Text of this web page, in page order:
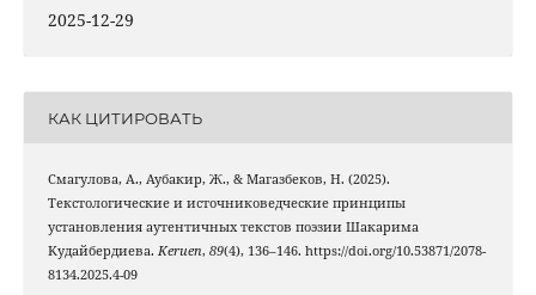
2025-12-29
КАК ЦИТИРОВАТЬ
Смагулова, А., Аубакир, Ж., & Магазбеков, Н. (2025).
Текстологические и источниковедческие принципы
установления аутентичных текстов поэзии Шакарима
Kудайбердиева. Keruen, 89(4), 136–146. https://doi.org/10.53871/2078-
8134.2025.4-09